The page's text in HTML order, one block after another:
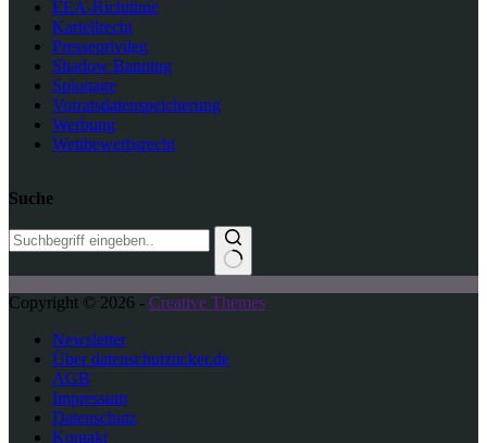
EEA-Richtlinie
Kartellrecht
Presseprivileg
Shadow Banning
Spionage
Vorratsdatenspeicherung
Werbung
Wettbewerbsrecht
Suche
e
Copyright © 2026 - Creative Themes
Newsletter
Über datenschutzticker.de
AGB
Impressum
Datenschutz
Kontakt